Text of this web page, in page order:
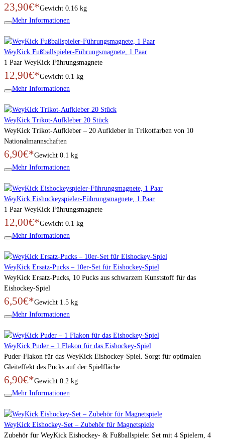
23,90€*Gewicht 0.16 kg
Mehr Informationen
WeyKick Fußballspieler-Führungsmagnete, 1 Paar
1 Paar WeyKick Führungsmagnete
12,90€*Gewicht 0.1 kg
Mehr Informationen
WeyKick Trikot-Aufkleber 20 Stück
WeyKick Trikot-Aufkleber – 20 Aufkleber in Trikotfarben von 10
Nationalmannschaften
6,90€*Gewicht 0.1 kg
Mehr Informationen
WeyKick Eishockeyspieler-Führungsmagnete, 1 Paar
1 Paar WeyKick Führungsmagnete
12,00€*Gewicht 0.1 kg
Mehr Informationen
WeyKick Ersatz-Pucks – 10er-Set für Eishockey-Spiel
WeyKick Ersatz-Pucks, 10 Pucks aus schwarzem Kunststoff für das
Eishockey-Spiel
6,50€*Gewicht 1.5 kg
Mehr Informationen
WeyKick Puder – 1 Flakon für das Eishockey-Spiel
Puder-Flakon für das WeyKick Eishockey-Spiel. Sorgt für optimalen
Gleiteffekt des Pucks auf der Spielfläche.
6,90€*Gewicht 0.2 kg
Mehr Informationen
WeyKick Eishockey-Set – Zubehör für Magnetspiele
Zubehör für WeyKick Eishockey- & Fußballspiele: Set mit 4 Spielern, 4